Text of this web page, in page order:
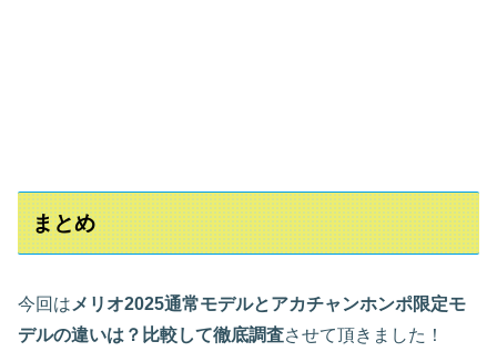
まとめ
今回は メリオ2025通常モデルとアカチャンホンポ限定モ
デルの違いは？比較して徹底調査させて頂きました！